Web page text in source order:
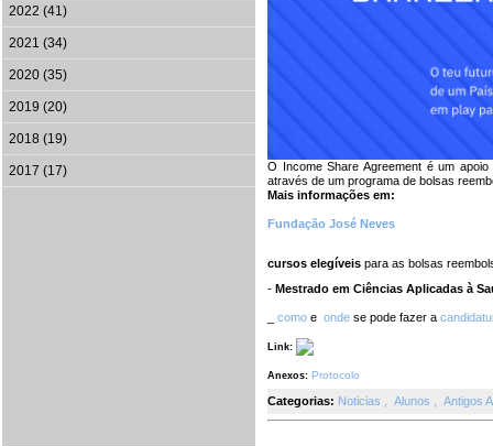
2022 (41)
2021 (34)
2020 (35)
2019 (20)
2018 (19)
2017 (17)
O Income Share Agreement é um
através de um programa de bolsas
Mais informações em:
Fundação José Neves
cursos elegíveis para as bolsas
- Mestrado em Ciências Aplicadas à
como e onde se pode fazer a
Link:
Anexos: Protocolo
Categorias: Noticias Alunos Antigos